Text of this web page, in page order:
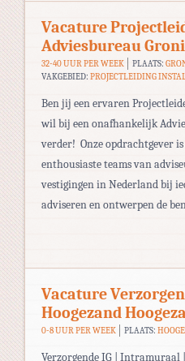
Vacature
Adviesbureau
32-40 UUR PER WEEK PLAATS:
VAKGEBIED: PROJECTLEIDING
Ben jij een ervaren
wil bij een onafhankelijk
verder! Onze opdrachtgever
enthousiaste teams van
vestigingen in Nederland bij
adviseren en ontwerpen de
Vacature
Hoogezand
0-8 UUR PER WEEK PLAATS:
Verzorgende IG | Intramuraal